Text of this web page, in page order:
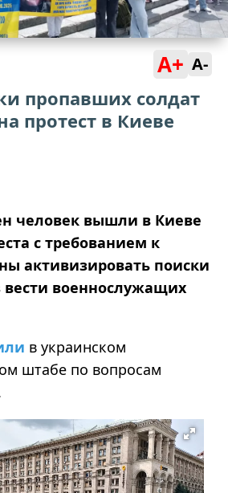
A+ A-
пропавших солдат
протест в Киеве
человек вышли в Киеве
с требованием к
активизировать поиски
военнослужащих
в украинском
штабе по вопросам